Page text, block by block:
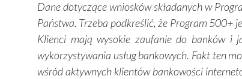
Dane dotyczące wniosków składanych w
Państwa. Trzeba podkreślić, że Program 500+
Klienci mają wysokie zaufanie do banków i
wykorzystywania usług bankowych. Fakt ten
wśród aktywnych klientów bankowości